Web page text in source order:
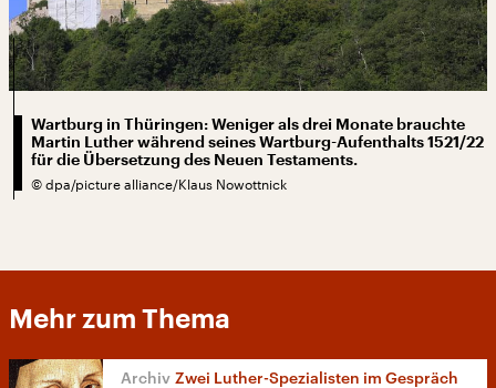
Wartburg in Thüringen: Weniger als drei Monate brauchte
Martin Luther während seines Wartburg-Aufenthalts 1521/22
für die Übersetzung des Neuen Testaments.
© dpa/picture alliance/Klaus Nowottnick
Mehr zum Thema
Zwei Luther-Spezialisten im Gespräch